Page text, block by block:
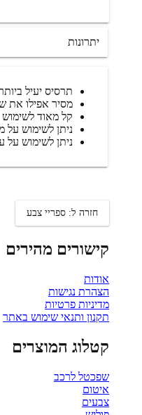
יתרונות
תרסיס יעיל
מסיר אפילו את
קל מאוד לשימוש
ניתן לשימוש על
ניתן לשימוש על
חזרה ל: ספריי צבע
קישורים מהירים
אודות
הצהרת נגישות
מדיניות פרטיות
תקנון ותנאי שימוש באתר
קטלוג המוצרים
שפכטל לרכב
איטום
צבעים